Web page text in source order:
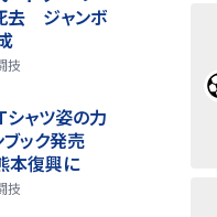
去 ジャンボ
技
ャツ姿の力
ック発売
本復興に
技